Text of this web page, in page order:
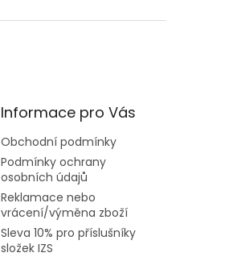
Informace pro Vás
Obchodní podmínky
Podmínky ochrany
osobních údajů
Reklamace nebo
vrácení/výměna zboží
Sleva 10% pro příslušníky
složek IZS